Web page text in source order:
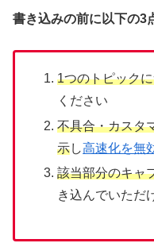
書き込みの前に以下の3
1つのトピック
ください
不具合・カスタ
示し高速化を無
該当部分のキャ
き込んでいただ